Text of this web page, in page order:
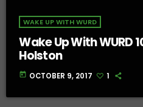
WAKE UP WITH WURD
Wake Up With WURD
Holston
today OCTOBER 9, 2017 1